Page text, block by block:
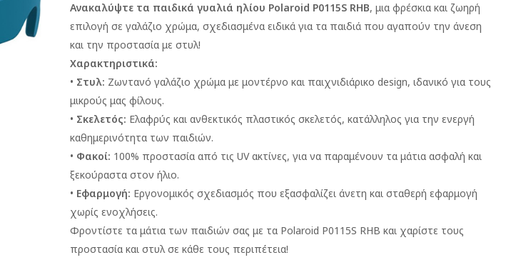
Ανακαλύψτε τα παιδικά γυαλιά ηλίου Polaroid P0115S RHB, μια φρέσκια και ζωηρή
επιλογή σε γαλάζιο χρώμα, σχεδιασμένα ειδικά για τα παιδιά που αγαπούν την άνεση
και την προστασία με στυλ!
Χαρακτηριστικά:
• Στυλ: Ζωντανό γαλάζιο χρώμα με μοντέρνο και παιχνιδιάρικο design, ιδανικό για τους
μικρούς μας φίλους.
• Σκελετός: Ελαφρύς και ανθεκτικός πλαστικός σκελετός, κατάλληλος για την ενεργή
καθημερινότητα των παιδιών.
• Φακοί: 100% προστασία από τις UV ακτίνες, για να παραμένουν τα μάτια ασφαλή και
ξεκούραστα στον ήλιο.
• Εφαρμογή: Εργονομικός σχεδιασμός που εξασφαλίζει άνετη και σταθερή εφαρμογή
χωρίς ενοχλήσεις.
Φροντίστε τα μάτια των παιδιών σας με τα Polaroid P0115S RHB και χαρίστε τους
προστασία και στυλ σε κάθε τους περιπέτεια!